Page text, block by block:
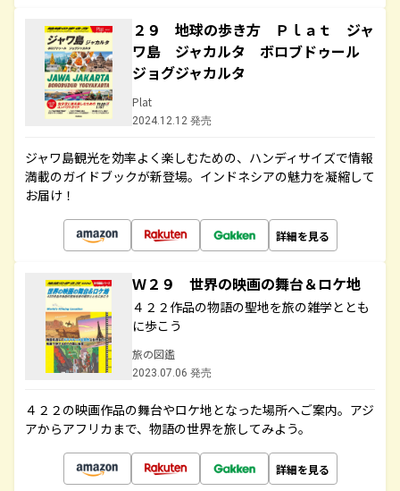
２９ 地球の歩き方 Ｐｌａｔ ジャ
ワ島 ジャカルタ ボロブドゥール
ジョグジャカルタ
Plat
2024.12.12 発売
ジャワ島観光を効率よく楽しむための、ハンディサイズで情報
満載のガイドブックが新登場。インドネシアの魅力を凝縮して
お届け！
詳細を見る
Ｗ２９ 世界の映画の舞台＆ロケ地
４２２作品の物語の聖地を旅の雑学ととも
に歩こう
旅の図鑑
2023.07.06 発売
４２２の映画作品の舞台やロケ地となった場所へご案内。アジ
アからアフリカまで、物語の世界を旅してみよう。
詳細を見る